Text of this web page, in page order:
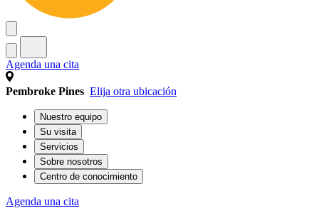
Agenda una cita
Pembroke Pines Elija otra ubicación
Nuestro equipo
Su visita
Servicios
Sobre nosotros
Centro de conocimiento
Agenda una cita